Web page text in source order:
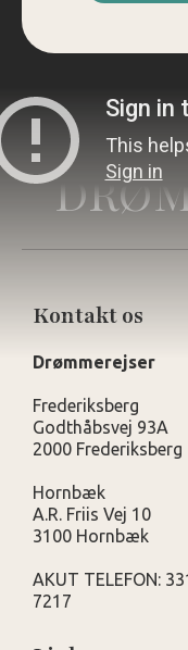
Kontakt os
Drømmerejser
Frederiksberg
Godthåbsvej 93A
2000 Frederiksberg
Hornbæk
A.R. Friis Vej 10
3100 Hornbæk
AKUT TELEFON:
7217